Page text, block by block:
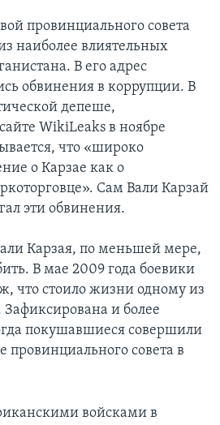
провинциального совета
наиболее влиятельных
В его адрес
обвинения в коррупции. В
депеше,
WikiLeaks в ноябре
что «широко
о Карзае как о
Сам Вали Карзай
эти обвинения.
Карзая, по меньшей мере,
В мае 2009 года боевики
что стоило жизни одному из
Зафиксирована и более
покушавшиеся совершили
провинциального совета в
войсками в